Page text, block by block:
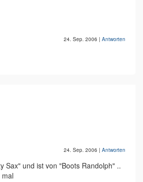
24. Sep. 2006 | Antworten
24. Sep. 2006 | Antworten
Sax" und ist von "Boots Randolph" ..